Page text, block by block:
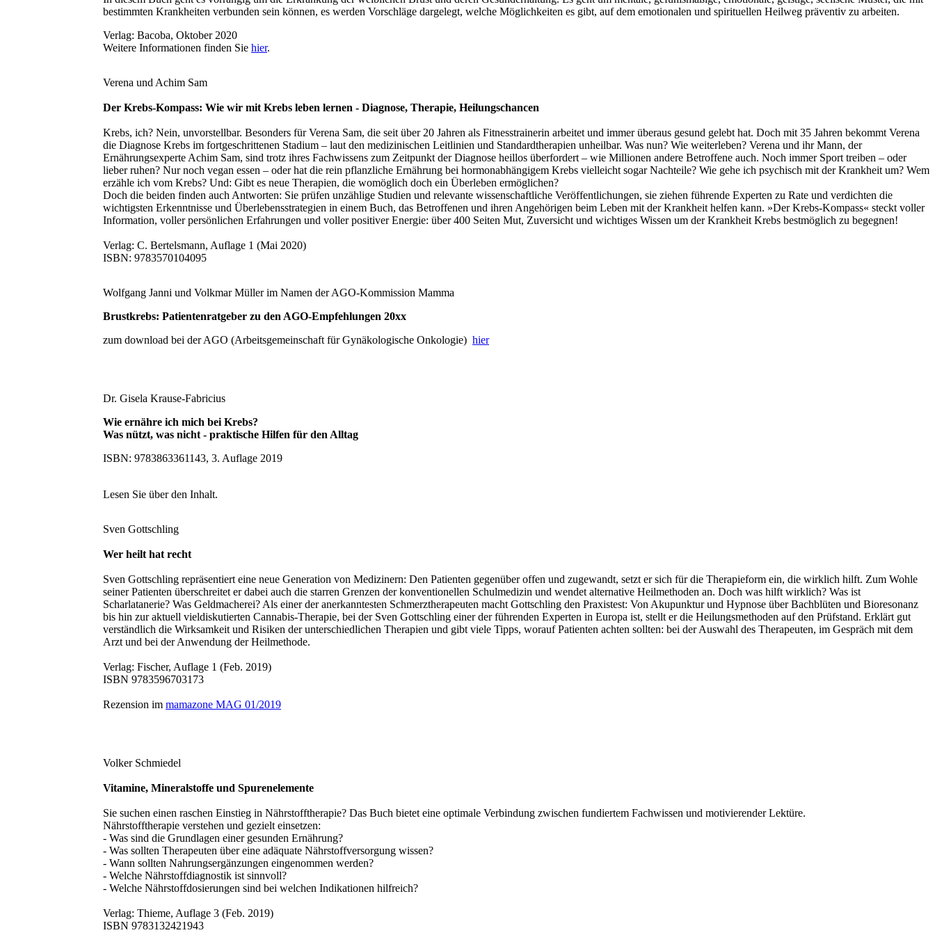
bestimmten Krankheiten verbunden sein können, es werden Vorschläge dargelegt, welche Möglichkeiten es gibt, auf dem emotionalen und spirituellen Heilweg präventiv zu arbeiten.
Verlag: Bacoba, Oktober 2020
Weitere Informationen finden Sie hier.
Verena und Achim Sam
Der Krebs-Kompass: Wie wir mit Krebs leben lernen - Diagnose, Therapie, Heilungschancen
Krebs, ich? Nein, unvorstellbar. Besonders für Verena Sam, die seit über 20 Jahren als Fitnesstrainerin arbeitet und immer überaus gesund gelebt hat. Doch mit 35 Jahren bekommt Verena
die Diagnose Krebs im fortgeschrittenen Stadium – laut den medizinischen Leitlinien und Standardtherapien unheilbar. Was nun? Wie weiterleben? Verena und ihr Mann, der
Ernährungsexperte Achim Sam, sind trotz ihres Fachwissens zum Zeitpunkt der Diagnose heillos überfordert – wie Millionen andere Betroffene auch. Noch immer Sport treiben – oder
lieber ruhen? Nur noch vegan essen – oder hat die rein pflanzliche Ernährung bei hormonabhängigem Krebs vielleicht sogar Nachteile? Wie gehe ich psychisch mit der Krankheit um? Wem
erzähle ich vom Krebs? Und: Gibt es neue Therapien, die womöglich doch ein Überleben ermöglichen?
Doch die beiden finden auch Antworten: Sie prüfen unzählige Studien und relevante wissenschaftliche Veröffentlichungen, sie ziehen führende Experten zu Rate und verdichten die
wichtigsten Erkenntnisse und Überlebensstrategien in einem Buch, das Betroffenen und ihren Angehörigen beim Leben mit der Krankheit helfen kann. »Der Krebs-Kompass« steckt voller
Information, voller persönlichen Erfahrungen und voller positiver Energie: über 400 Seiten Mut, Zuversicht und wichtiges Wissen um der Krankheit Krebs bestmöglich zu begegnen!
Verlag: C. Bertelsmann, Auflage 1 (Mai 2020)
ISBN: 9783570104095
Wolfgang Janni und Volkmar Müller im Namen der AGO-Kommission Mamma
Brustkrebs: Patientenratgeber zu den AGO-Empfehlungen 20xx
zum download bei der AGO (Arbeitsgemeinschaft für Gynäkologische Onkologie) hier
Dr. Gisela Krause-Fabricius
Wie ernähre ich mich bei Krebs?
Was nützt, was nicht - praktische Hilfen für den Alltag
ISBN: 9783863361143, 3. Auflage 2019
Lesen Sie über den Inhalt.
Sven Gottschling
Wer heilt hat recht
Sven Gottschling repräsentiert eine neue Generation von Medizinern: Den Patienten gegenüber offen und zugewandt, setzt er sich für die Therapieform ein, die wirklich hilft. Zum Wohle
seiner Patienten überschreitet er dabei auch die starren Grenzen der konventionellen Schulmedizin und wendet alternative Heilmethoden an. Doch was hilft wirklich? Was ist
Scharlatanerie? Was Geldmacherei? Als einer der anerkanntesten Schmerztherapeuten macht Gottschling den Praxistest: Von Akupunktur und Hypnose über Bachblüten und Bioresonanz
bis hin zur aktuell vieldiskutierten Cannabis-Therapie, bei der Sven Gottschling einer der führenden Experten in Europa ist, stellt er die Heilungsmethoden auf den Prüfstand. Erklärt gut
verständlich die Wirksamkeit und Risiken der unterschiedlichen Therapien und gibt viele Tipps, worauf Patienten achten sollten: bei der Auswahl des Therapeuten, im Gespräch mit dem
Arzt und bei der Anwendung der Heilmethode.
Verlag: Fischer, Auflage 1 (Feb. 2019)
ISBN 9783596703173
Rezension im mamazone MAG 01/2019
Volker Schmiedel
Vitamine, Mineralstoffe und Spurenelemente
Sie suchen einen raschen Einstieg in Nährstofftherapie? Das Buch bietet eine optimale Verbindung zwischen fundiertem Fachwissen und motivierender Lektüre.
Nährstofftherapie verstehen und gezielt einsetzen:
- Was sind die Grundlagen einer gesunden Ernährung?
- Was sollten Therapeuten über eine adäquate Nährstoffversorgung wissen?
- Wann sollten Nahrungsergänzungen eingenommen werden?
- Welche Nährstoffdiagnostik ist sinnvoll?
- Welche Nährstoffdosierungen sind bei welchen Indikationen hilfreich?
Verlag: Thieme, Auflage 3 (Feb. 2019)
ISBN 9783132421943